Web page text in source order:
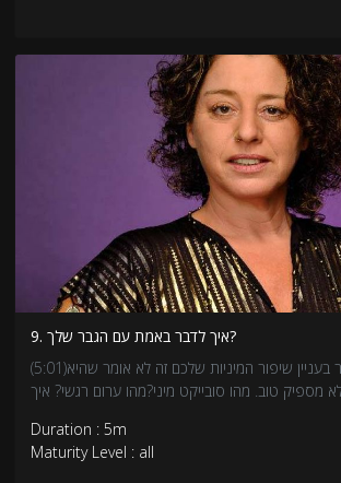
9. איך לדבר באמת עם הגבר שלך?
(5:01)זה שיש על מה לדבר בעניין שיפור המיניות שלכם זה לא אומר שהיא
טוב. מהו סובייקט מיני?מהו ערום רגשי? איך
בין אנשים אמיתים...המיניות של הגבר הרגיש, שזה גם
אתה.
Duration : 5m
Maturity Level : all